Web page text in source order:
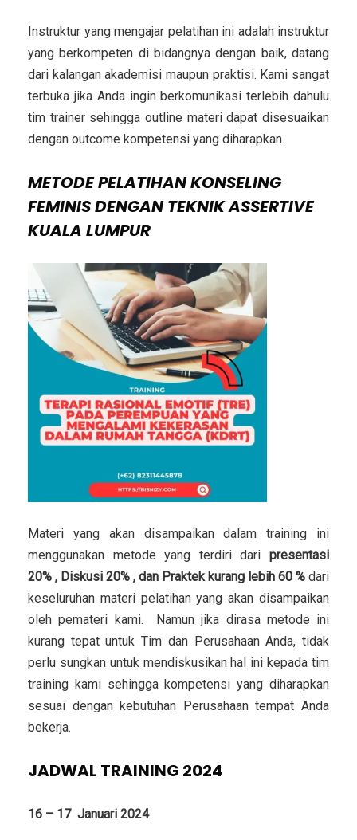
Instruktur yang mengajar pelatihan ini adalah instruktur
yang berkompeten di bidangnya dengan baik, datang
dari kalangan akademisi maupun praktisi. Kami sangat
terbuka jika Anda ingin berkomunikasi terlebih dahulu
tim trainer sehingga outline materi dapat disesuaikan
dengan outcome kompetensi yang diharapkan.
METODEPELATIHAN KONSELING
FEMINIS DENGAN TEKNIK ASSERTIVE
KUALA LUMPUR
Materi yang akan disampaikan dalam training ini
menggunakan metode yang terdiri dari presentasi
20% , Diskusi 20% , dan Praktek kurang lebih 60 % dari
keseluruhan materi pelatihan yang akan disampaikan
oleh pemateri kami. Namun jika dirasa metode ini
kurang tepat untuk Tim dan Perusahaan Anda, tidak
perlu sungkan untuk mendiskusikan hal ini kepada tim
training kami sehingga kompetensi yang diharapkan
sesuai dengan kebutuhan Perusahaan tempat Anda
bekerja.
JADWAL TRAINING 2024
16 – 17 Januari 2024